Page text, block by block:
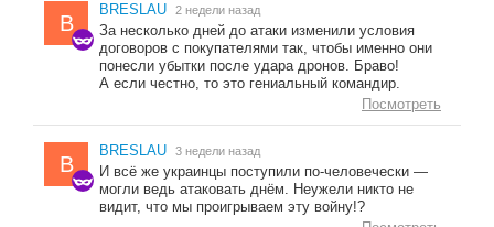
B
BRESLAU 2 недели назад
За несколько дней до атаки изменили условия
договоров с покупателями так, чтобы именно они
понесли убытки после удара дронов. Браво!
А если честно, то это гениальный командир.
Посмотреть
B
BRESLAU 3 недели назад
И всё же украинцы поступили по-человечески —
могли ведь атаковать днём. Неужели никто не
видит, что мы проигрываем эту войну!?